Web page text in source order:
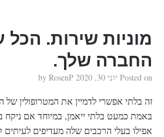
מוניות שירות. הכל
החברה שלך.
Posted on יוני 30, 2020 RosenP
זה בלתי אפשרי לדמיין את המטרופולין של
באמת כמעט בלתי ייאמן, במיוחד אם ניקח
אפילו בעלי הרכבים שלה מעדיפים